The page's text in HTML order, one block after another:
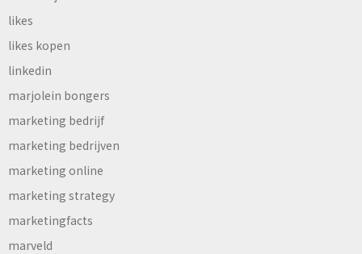
likes
likes kopen
linkedin
marjolein bongers
marketing bedrijf
marketing bedrijven
marketing online
marketing strategy
marketingfacts
marveld